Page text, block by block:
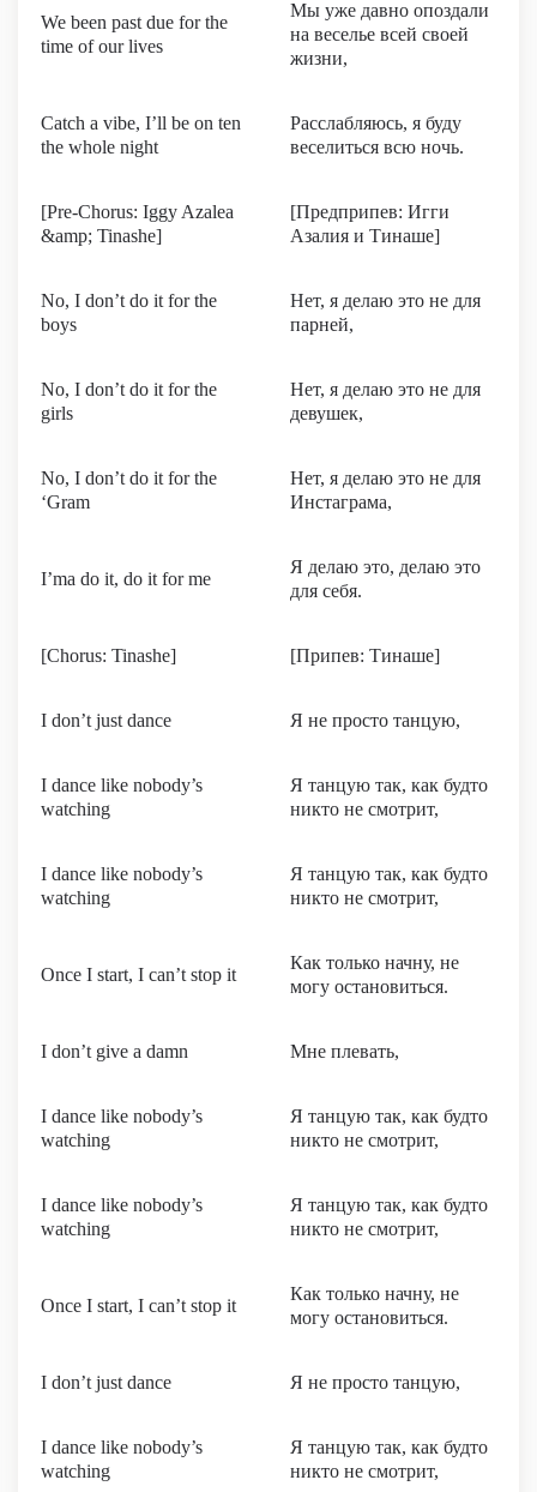
We been past due for the
time of our lives
Мы уже давно опоздали
на веселье всей своей
жизни,
Catch a vibe, I’ll be on ten
the whole night
Расслабляюсь, я буду
веселиться всю ночь.
[Pre-Chorus: Iggy Azalea
&amp; Tinashe]
[Предприпев: Игги
Азалия и Тинаше]
No, I don’t do it for the
boys
Нет, я делаю это не для
парней,
No, I don’t do it for the
girls
Нет, я делаю это не для
девушек,
No, I don’t do it for the
‘Gram
Нет, я делаю это не для
Инстаграма,
I’ma do it, do it for me
Я делаю это, делаю это
для себя.
[Chorus: Tinashe] [Припев: Тинаше]
I don’t just dance Я не просто танцую,
I dance like nobody’s
watching
Я танцую так, как будто
никто не смотрит,
I dance like nobody’s
watching
Я танцую так, как будто
никто не смотрит,
Once I start, I can’t stop it
Как только начну, не
могу остановиться.
I don’t give a damn Мне плевать,
I dance like nobody’s
watching
Я танцую так, как будто
никто не смотрит,
I dance like nobody’s
watching
Я танцую так, как будто
никто не смотрит,
Once I start, I can’t stop it
Как только начну, не
могу остановиться.
I don’t just dance Я не просто танцую,
I dance like nobody’s
watching
Я танцую так, как будто
никто не смотрит,